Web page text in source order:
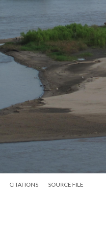
CITATIONS SOURCE FILE